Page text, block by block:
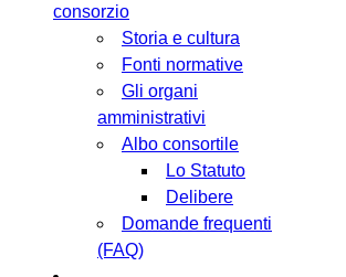
consorzio
Storia e cultura
Fonti normative
Gli organi
amministrativi
Albo consortile
Lo Statuto
Delibere
Domande frequenti
(FAQ)